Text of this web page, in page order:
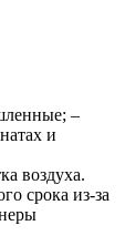
–
и
воздуха.
срока из-за